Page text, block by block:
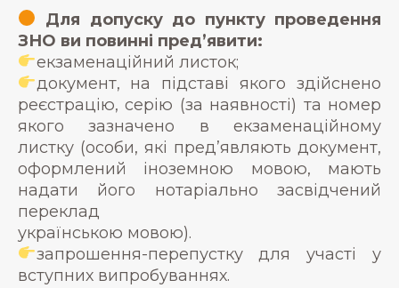
Для допуску до пункту проведення
ЗНО ви повинні пред’явити:
екзаменаційний листок;
документ, на підставі якого здійснено
реєстрацію, серію (за наявності) та номер
якого зазначено в екзаменаційному
листку (особи, які пред’являють документ,
оформлений іноземною мовою, мають
надати його нотаріально засвідчений
переклад
українською мовою).
запрошення-перепустку для участі у
вступних випробуваннях.